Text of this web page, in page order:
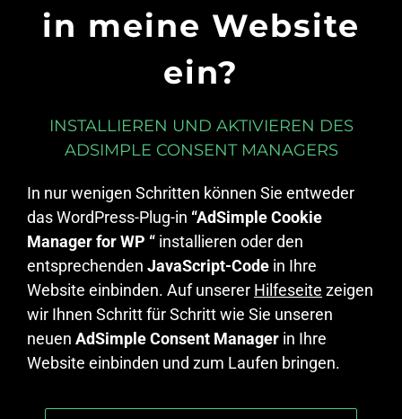
in meine Website
ein?
INSTALLIEREN UND AKTIVIEREN DES
ADSIMPLE CONSENT MANAGERS
In nur wenigen Schritten können Sie entweder
das WordPress-Plug-in “AdSimple Cookie
Manager for WP “ installieren oder den
entsprechenden JavaScript-Code in Ihre
Website einbinden. Auf unserer Hilfeseite zeigen
wir Ihnen Schritt für Schritt wie Sie unseren
neuen AdSimple Consent Manager in Ihre
Website einbinden und zum Laufen bringen.